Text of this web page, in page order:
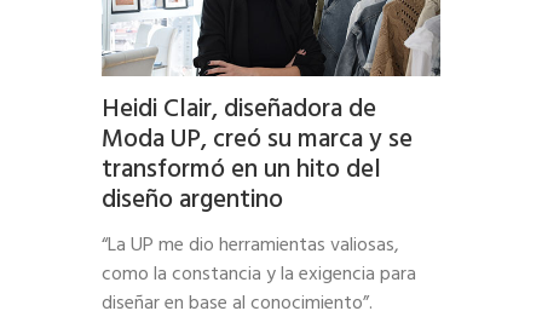
Heidi Clair, diseñadora de
Moda UP, creó su marca y se
transformó en un hito del
diseño argentino
“La UP me dio herramientas valiosas,
como la constancia y la exigencia para
diseñar en base al conocimiento”.